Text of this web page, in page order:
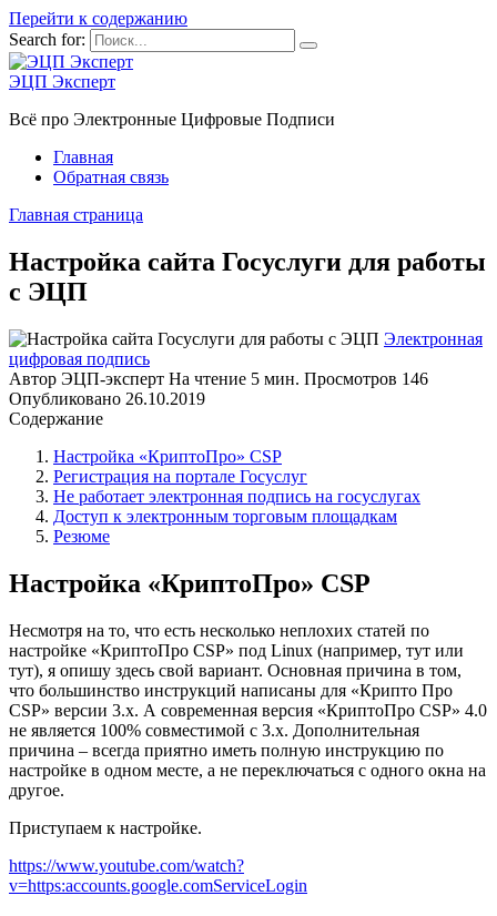
Перейти к содержанию
Search for:
ЭЦП Эксперт
Всё про Электронные Цифровые Подписи
Главная
Обратная связь
Главная страница
Настройка сайта Госуслуги для работы
с ЭЦП
Электронная
цифровая подпись
Автор ЭЦП-эксперт На чтение 5 мин. Просмотров 146
Опубликовано 26.10.2019
Содержание
Настройка «КриптоПро» CSP
Регистрация на портале Госуслуг
Не работает электронная подпись на госуслугах
Доступ к электронным торговым площадкам
Резюме
Настройка «КриптоПро» CSP
Несмотря на то, что есть несколько неплохих статей по
настройке «КриптоПро CSP» под Linux (например, тут или
тут), я опишу здесь свой вариант. Основная причина в том,
что большинство инструкций написаны для «Крипто Про
CSP» версии 3.x. А современная версия «КриптоПро CSP» 4.0
не является 100% совместимой с 3.x. Дополнительная
причина – всегда приятно иметь полную инструкцию по
настройке в одном месте, а не переключаться с одного окна на
другое.
Приступаем к настройке.
https://www.youtube.com/watch?
v=https:accounts.google.comServiceLogin